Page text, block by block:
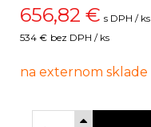
656,82 € s DPH / ks
534 € bez DPH / ks
na externom sklade